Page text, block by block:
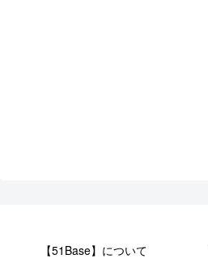
【51Base】について